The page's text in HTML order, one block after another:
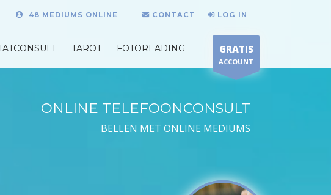
48 MEDIUMS ONLINE CONTACT LOG IN
TAROT FOTOREADING GRATIS
ACCOUNT
ONLINE TELEFOONCONSULT
BELLEN MET ONLINE MEDIUMS